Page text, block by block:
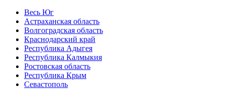
Весь Юг
Астраханская область
Волгоградская область
Краснодарский край
Республика Адыгея
Республика Калмыкия
Ростовская область
Республика Крым
Севастополь